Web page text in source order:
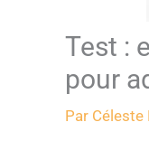
Test :
pour
Par